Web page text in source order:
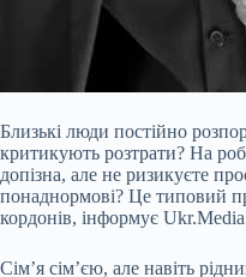
Близькі люди постійно
критикують розтрати? На
допізна, але не ризикуєте
понаднормові? Це типовий
кордонів, інформує
Сім’я сім’єю, але навіть